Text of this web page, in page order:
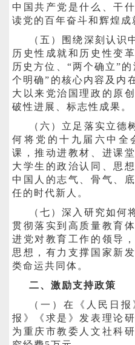
中国共产党是什么、干
读党的百年奋斗和辉煌成
（五）围绕深刻认识
历史性成就和历史性变
历史方位、“两个确立”
个明确”的核心内容及内
大以来党治国理政的原
破性进展、标志性成果。
（六）立足落实立德
何将党的十九届六中全
课，推动进教材、进课
大学生的政治认同、思
中国人的志气、骨气、
任的时代新人。
（七）深入研究如何
贯彻落实到高质量教育
进党对教育工作的领导
思想，有力支撑国家新
类命运共同体。
二、激励支持政策
（一）在《人民日
报》《求是》发表理论
为重庆市教委人文社科